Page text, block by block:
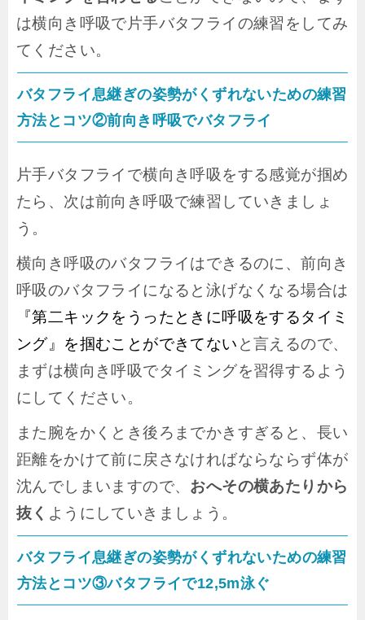
は横向き呼吸で片手バタフライの練習をしてみ
てください。
バタフライ息継ぎの姿勢がくずれないための練習
方法とコツ②前向き呼吸でバタフライ
片手バタフライで横向き呼吸をする感覚が掴め
たら、次は前向き呼吸で練習していきましょ
う。
横向き呼吸のバタフライはできるのに、前向き
呼吸のバタフライになると泳げなくなる場合は
『第二キックをうったときに呼吸をするタイミ
ング』を掴むことができてない と言えるので、
まずは横向き呼吸でタイミングを習得するよう
にしてください。
また腕をかくとき後ろまでかきすぎると、長い
距離をかけて前に戻さなければならならず体が
沈んでしまいますので、 おへその横あたりから
抜く ようにしていきましょう。
バタフライ息継ぎの姿勢がくずれないための練習
方法とコツ③バタフライで12,5m泳ぐ